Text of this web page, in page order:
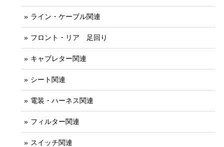
ライン・ケーブル関連
フロント・リア 足回り
キャブレター関連
シート関連
電装・ハーネス関連
フィルター関連
スイッチ関連